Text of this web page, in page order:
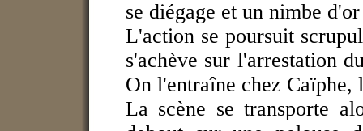
se diégage et un nimbe
L'action se poursuit
s'achève sur l'arrestation
On l'entraîne chez Caïphe,
La scène se transporte